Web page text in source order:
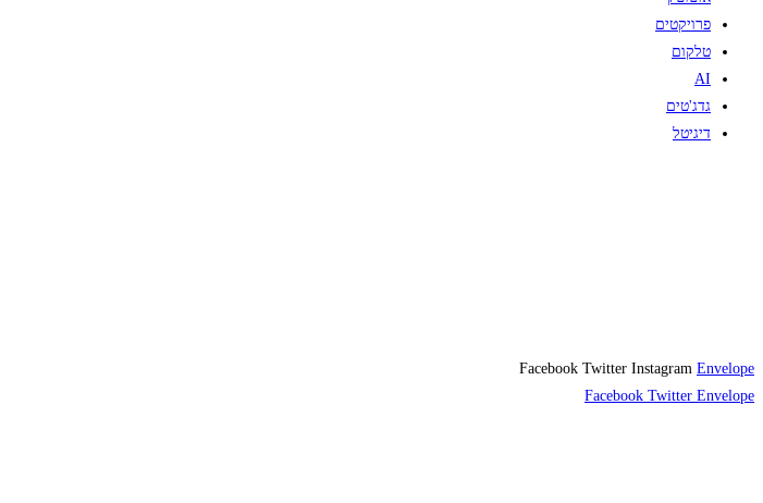
פרויקטים
טלקום
AI
גדג'טים
דיגיטל
Facebook Twitter Instagram Envelope
Facebook Twitter Envelope